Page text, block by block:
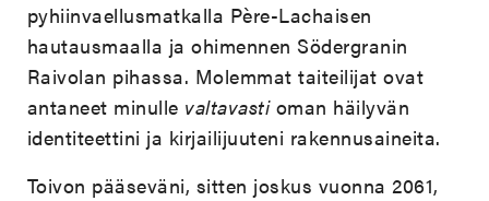
pyhiinvaellusmatkalla Père-Lachaisen
hautausmaalla ja ohimennen Södergranin
Raivolan pihassa. Molemmat taiteilijat ovat
antaneet minulle valtavastioman häilyvän
identiteettini ja kirjailijuuteni rakennusaineita.
Toivon pääseväni, sitten joskus vuonna 2061,